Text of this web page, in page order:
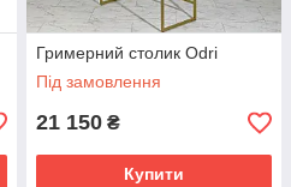
Гримерний столик Odri
Під замовлення
21 150 ₴
Купити